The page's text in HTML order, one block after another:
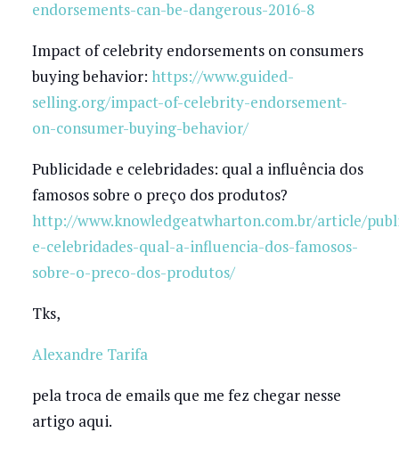
endorsements-can-be-dangerous-2016-8
Impact of celebrity endorsements on consumers
buying behavior: https://www.guided-
selling.org/impact-of-celebrity-endorsement-
on-consumer-buying-behavior/
Publicidade e celebridades: qual a influência dos
famosos sobre o preço dos produtos?
http://www.knowledgeatwharton.com.br/article/
e-celebridades-qual-a-influencia-dos-famosos-
sobre-o-preco-dos-produtos/
Tks,
Alexandre Tarifa
pela troca de emails que me fez chegar nesse
artigo aqui.